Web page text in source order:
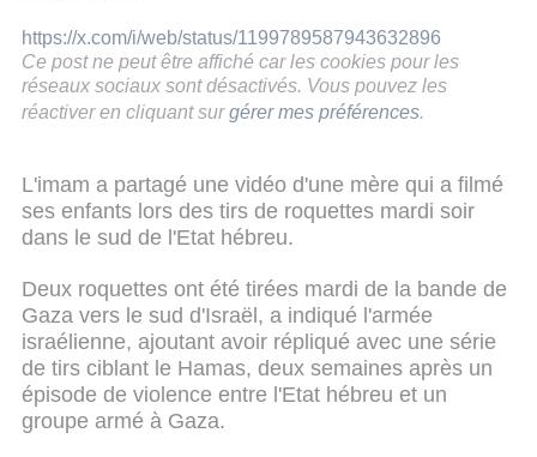
https://x.com/i/web/status/1199789587943632896
Ce post ne peut être affiché car les cookies pour les
réseaux sociaux sont désactivés. Vous pouvez les
réactiver en cliquant sur gérer mes préférences.
L'imam a partagé une vidéo d'une mère qui a filmé
ses enfants lors des tirs de roquettes mardi soir
dans le sud de l'Etat hébreu.
Deux roquettes ont été tirées mardi de la bande de
Gaza vers le sud d'Israël, a indiqué l'armée
israélienne, ajoutant avoir répliqué avec une série
de tirs ciblant le Hamas, deux semaines après un
épisode de violence entre l'Etat hébreu et un
groupe armé à Gaza.